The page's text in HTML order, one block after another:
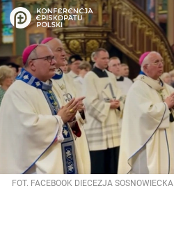
FOT. FACEBOOK DIECEZJA SOSNOWIECKA